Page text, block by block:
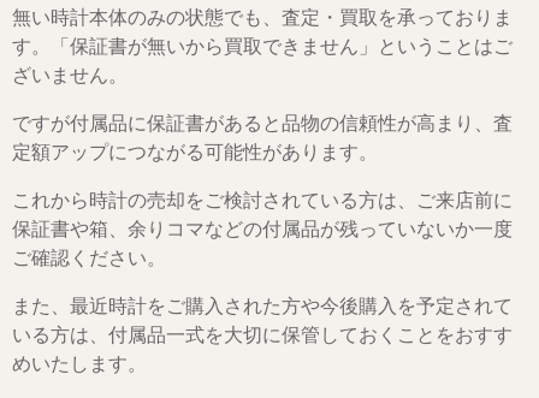
無い時計本体のみの状態でも、査定・買取を承っておりま
す。
「保証書が無いから買取できません」ということはご
ざいません。
ですが付属品に保証書があると品物の信頼性が高まり、査
定額アップにつながる可能性があります。
これから時計の売却をご検討されている方は、ご来店前に
保証書や箱、余りコマなどの付属品が残っていないか一度
ご確認ください。
また、最近時計をご購入された方や今後購入を予定されて
いる方は、付属品一式を大切に保管しておくことをおすす
めいたします。